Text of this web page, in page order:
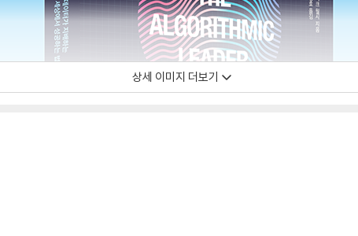
상세 이미지 더보기